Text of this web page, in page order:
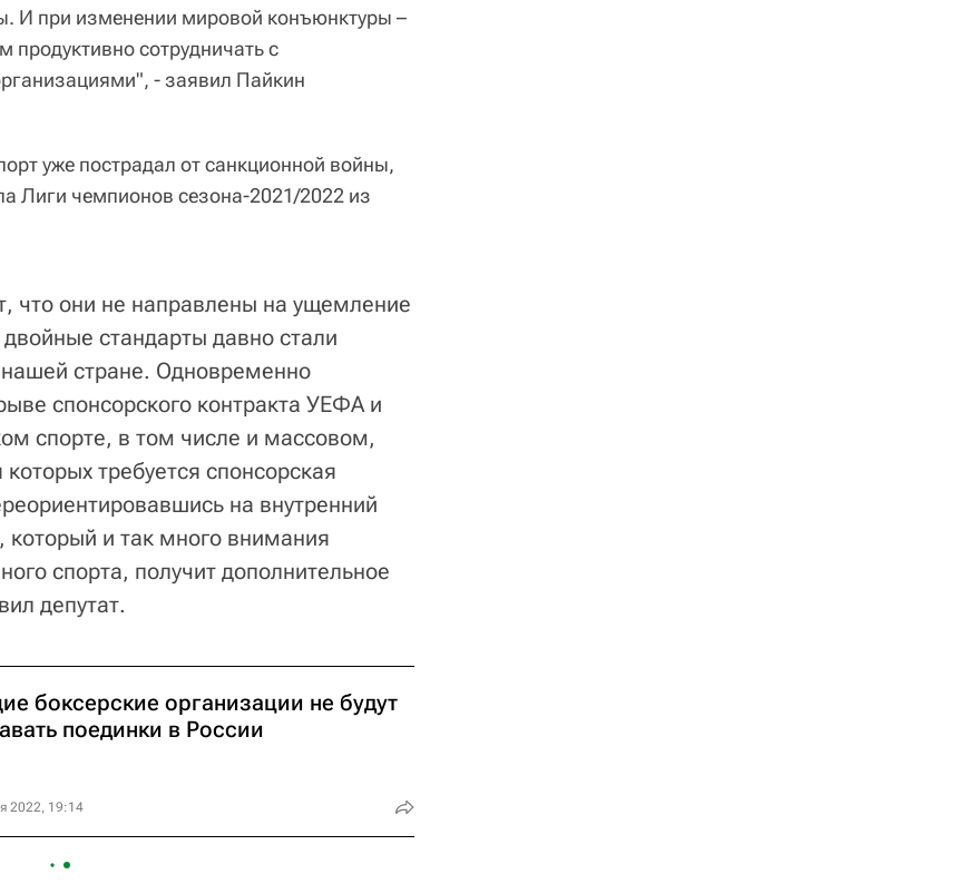
И при изменении мировой конъюнктуры –
продуктивно сотрудничать с
- заявил Пайкин
уже пострадал от санкционной войны,
Лиги чемпионов сезона-2021/2022 из
что они не направлены на ущемление
стандарты давно стали
стране. Одновременно
спонсорского контракта УЕФА и
спорте, в том числе и массовом,
требуется спонсорская
на внутренний
и так много внимания
спорта, получит дополнительное
депутат.
боксерские организации не будут
поединки в России
2022, 19:14